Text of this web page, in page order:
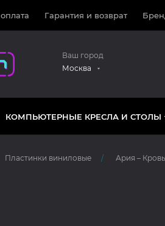
Гарантия и возврат
Ваш город
Москва
КОМПЬЮТЕРНЫЕ КРЕСЛА И СТОЛЫ
Пластинки виниловые Ария –